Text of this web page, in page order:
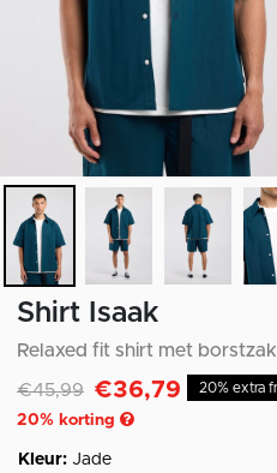
Shirt Isaak
Relaxed fit shirt met borstzak
Afgeprijsd van
€45,99naar
€36,79
20% korting
20% extra
Kleur: Jade